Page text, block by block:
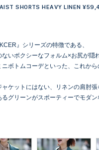
SHORTS HEAVY LINEN
』シリーズの特徴である、
ないボクシーなフォルム×お尻が隠
ニボトムコーデといった、これか
ャケットにはない、リネンの肩肘張
グリーンがスポーティーでモダン